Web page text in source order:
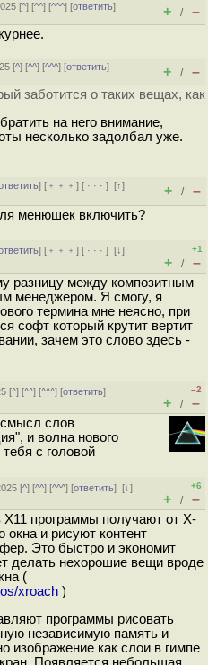
[^] [^^] [^^^] [ответить]
+ / –
[^] [^^] [^^^] [ответить]
+ / –
заботится о таких вещах, как
на него внимание,
несколько задолбал уже.
] [ ﹢﹢﹢] [ · · ·][↑]
+ / –
менюшек включить?
] [ ﹢﹢﹢] [ · · ·][↓]
+1
+ / –
разницу между композитным
менеджером. Я смогу, я
термина мне неясно, при
софт который крутит вертит
зачем это слово здесь -
[^] [^^] [^^^] [ответить]
–2
+ / –
слов
и волна нового
тебя с головой
[^] [^^] [^^^] [ответить][↓]
+6
+ / –
программы получают от X-
окна и рисуют контент
Это быстро и экономит
делать нехорошие вещи вроде
(
xroach )
программы рисовать
независимую память и
изображение как слои в гимпе